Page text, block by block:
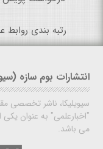
رتبه بندی روابط
انتشارات بوم سازه
سیویلیکا، ناشر تخصصی
"اخبارعلمی" به عنوان
می باشد.